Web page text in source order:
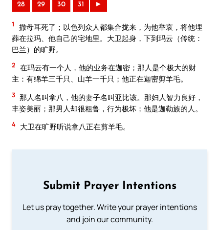
28 29 30 31 ►
1
撒母耳死了；以色列众人都集合拢来，为他举哀，将他埋
葬在拉玛、他自己的宅地里。大卫起身，下到玛云（传统：
巴兰）的旷野。
2 在玛云有一个人，他的业务在迦密；那人是个极大的财
主：有绵羊三千只、山羊一千只；他正在迦密剪羊毛。
3 那人名叫拿八，他的妻子名叫亚比该。那妇人智力良好，
丰姿美丽；那男人却很粗鲁，行为极坏；他是迦勒族的人。
4 大卫在旷野听说拿八正在剪羊毛。
Submit Prayer Intentions
Let us pray together. Write your prayer intentions
and join our community.